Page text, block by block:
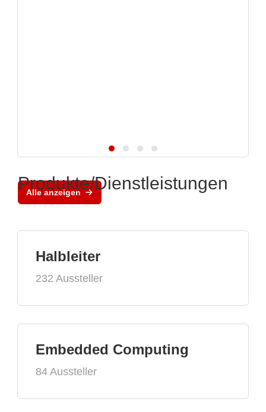
Alle anzeigen
Produkte/Dienstleistungen
Halbleiter
232 Aussteller
Embedded Computing
84 Aussteller